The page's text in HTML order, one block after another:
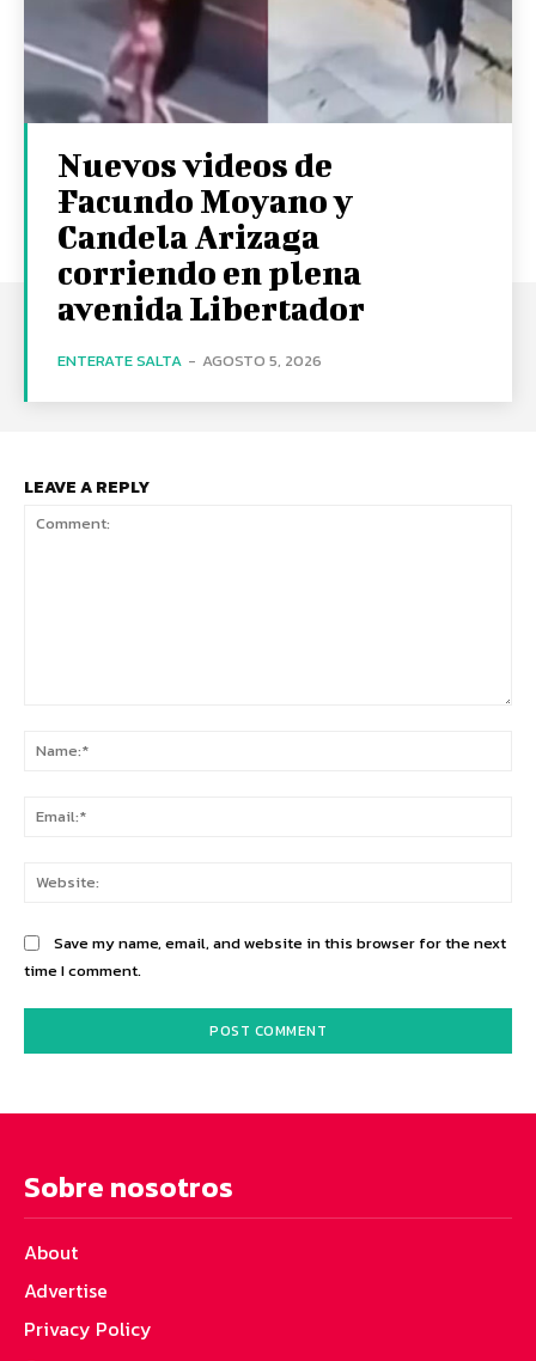
Nuevos videos de
Facundo Moyano y
Candela Arizaga
corriendo en plena
avenida Libertador
ENTERATE SALTA - AGOSTO 5, 2026
LEAVE A REPLY
Save my name, email, and website in this browser for the next
time I comment.
Sobre nosotros
About
Advertise
Privacy Policy